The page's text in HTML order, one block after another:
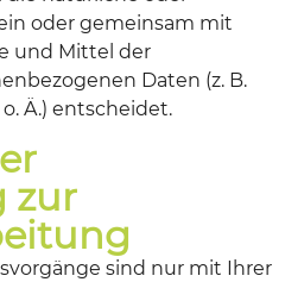
oder gemeinsam mit
und Mittel der
Daten (z. B.
Ä.) entscheidet.
zur
sind nur mit Ihrer